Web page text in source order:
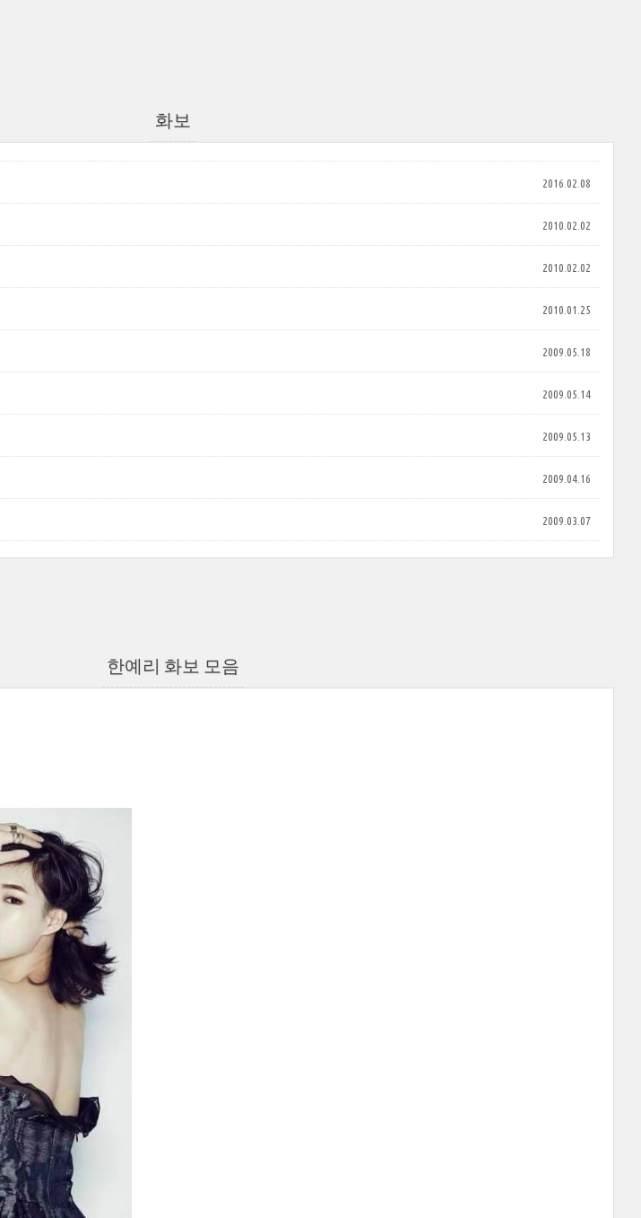
화보
2016.02.08
2010.02.02
2010.02.02
2010.01.25
2009.05.18
2009.05.14
2009.05.13
2009.04.16
2009.03.07
한예리 화보 모음